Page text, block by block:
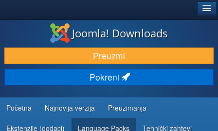
PREUZIMANJE I PROŠIRENJA (EKSTENZIJE)
OTKRIJTE I NAUČITE
ZAJEDNICA I PODRŠKA
RESURSI ZA RAZVOJ
Joomla! Downloads
Preuzmi
Pokreni
Početna Najnovija verzija Preuzimanja
Ekstenzije (dodaci) Language Packs Tehnički zahtevi